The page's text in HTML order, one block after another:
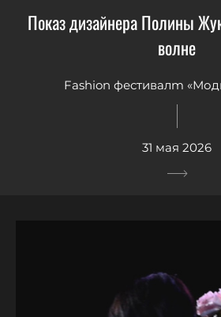
Показ дизайнера Полины
волне
Fashion фестивалm
31 мая 2026